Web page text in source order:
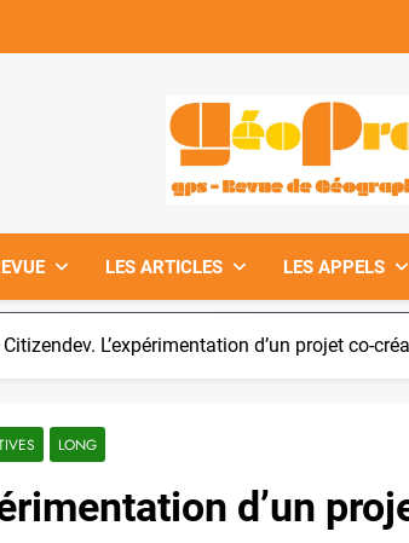
LES ARTICLES LES APPELS
Citizendev. L’expérimentation d’un projet co-
LONG
d’un